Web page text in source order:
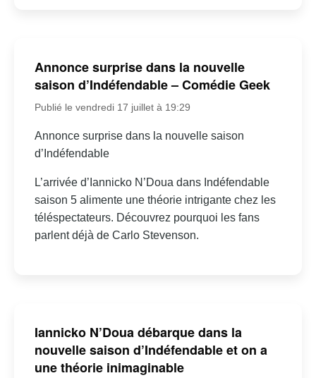
Annonce surprise dans la nouvelle
saison d’Indéfendable – Comédie Geek
Publié le vendredi 17 juillet à 19:29
Annonce surprise dans la nouvelle saison
d’Indéfendable
L’arrivée d’Iannicko N’Doua dans Indéfendable
saison 5 alimente une théorie intrigante chez les
téléspectateurs. Découvrez pourquoi les fans
parlent déjà de Carlo Stevenson.
Iannicko N’Doua débarque dans la
nouvelle saison d’Indéfendable et on a
une théorie inimaginable